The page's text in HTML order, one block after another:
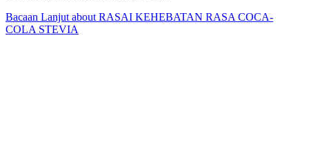
Bacaan Lanjut about RASAI KEHEBATAN RASA COCA-
COLA STEVIA